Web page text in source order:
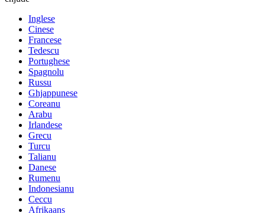
Inglese
Cinese
Francese
Tedescu
Portughese
Spagnolu
Russu
Ghjappunese
Coreanu
Arabu
Irlandese
Grecu
Turcu
Talianu
Danese
Rumenu
Indonesianu
Ceccu
Afrikaans